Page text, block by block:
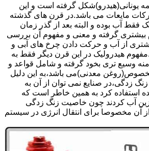
یونانی(هیدرو)شکل گرفته است و این
مایعات می باشد.در قرن های گذشته
فقط آب بوده و البته بعد از گذر زمان
بیشتری گرفته و معنی و مفهوم آن بررسی
از آب و حرکت دادن چرخ های آبی و
هیدرولیک در این قرن دیگر فقط به
وسیع تری بخود گرفته و شامل قواعد و
معدنی)می باشد،به این دلیل
زدگی،در صنایع نمی توان از آن به
استفاده کرد به همین خاطر است که
آب کردند چون خاصیت زنگ زدگی
از آن مخصوصا برای انتقال انرژی در سیستم